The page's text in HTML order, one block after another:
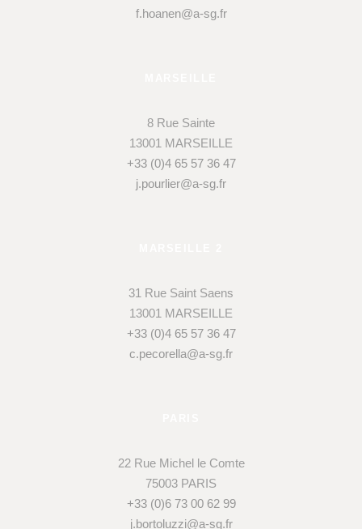
f.hoanen@a-sg.fr
8 Rue Sainte
13001 MARSEILLE
+33 (0)4 65 57 36 47
j.pourlier@a-sg.fr
31 Rue Saint Saens
13001 MARSEILLE
+33 (0)4 65 57 36 47
c.pecorella@a-sg.fr
22 Rue Michel le Comte
75003 PARIS
+33 (0)6 73 00 62 99
j.bortoluzzi@a-sg.fr